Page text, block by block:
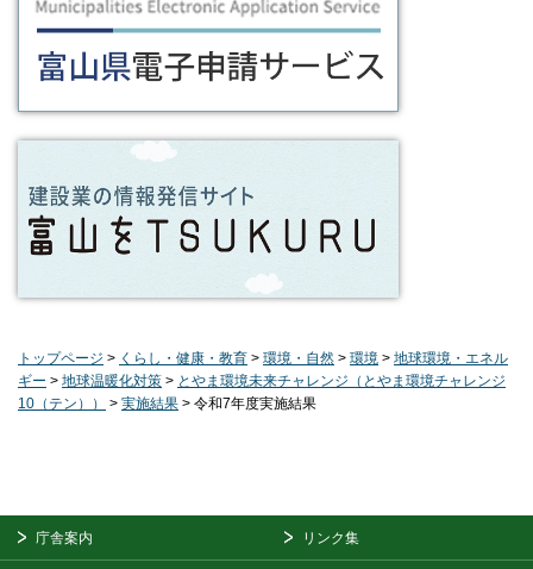
トップページ > くらし・健康・教育 > 環境・自然 > 環境 > 地球環境・エネル
ギー > 地球温暖化対策 > とやま環境未来チャレンジ（とやま環境チャレンジ
10（テン））
> 実施結果 > 令和7年度実施結果
庁舎案内 リンク集